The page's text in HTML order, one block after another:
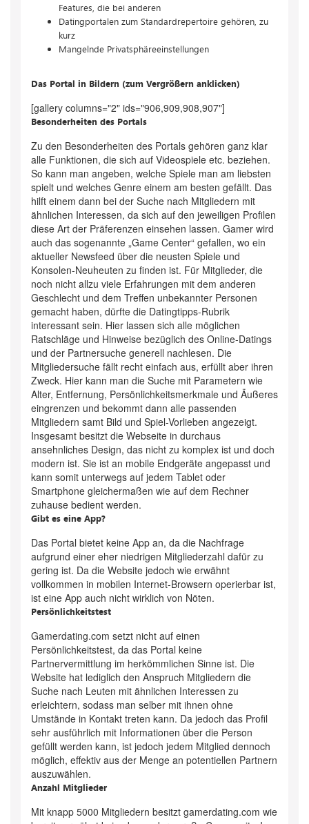
Features, die bei anderen
Datingportalen zum Standardrepertoire gehören, zu
kurz
Mangelnde Privatsphäreeinstellungen
Das Portal in Bildern (zum Vergrößern anklicken)
[gallery columns="2" ids="906,909,908,907"]
Besonderheiten des Portals
Zu den Besonderheiten des Portals gehören ganz klar
alle Funktionen, die sich auf Videospiele etc. beziehen.
So kann man angeben, welche Spiele man am liebsten
spielt und welches Genre einem am besten gefällt. Das
hilft einem dann bei der Suche nach Mitgliedern mit
ähnlichen Interessen, da sich auf den jeweiligen Profilen
diese Art der Präferenzen einsehen lassen. Gamer wird
auch das sogenannte „Game Center“ gefallen, wo ein
aktueller Newsfeed über die neusten Spiele und
Konsolen-Neuheuten zu finden ist. Für Mitglieder, die
noch nicht allzu viele Erfahrungen mit dem anderen
Geschlecht und dem Treffen unbekannter Personen
gemacht haben, dürfte die Datingtipps-Rubrik
interessant sein. Hier lassen sich alle möglichen
Ratschläge und Hinweise bezüglich des Online-Datings
und der Partnersuche generell nachlesen. Die
Mitgliedersuche fällt recht einfach aus, erfüllt aber ihren
Zweck. Hier kann man die Suche mit Parametern wie
Alter, Entfernung, Persönlichkeitsmerkmale und Äußeres
eingrenzen und bekommt dann alle passenden
Mitgliedern samt Bild und Spiel-Vorlieben angezeigt.
Insgesamt besitzt die Webseite in durchaus
ansehnliches Design, das nicht zu komplex ist und doch
modern ist. Sie ist an mobile Endgeräte angepasst und
kann somit unterwegs auf jedem Tablet oder
Smartphone gleichermaßen wie auf dem Rechner
zuhause bedient werden.
Gibt es eine App?
Das Portal bietet keine App an, da die Nachfrage
aufgrund einer eher niedrigen Mitgliederzahl dafür zu
gering ist. Da die Website jedoch wie erwähnt
vollkommen in mobilen Internet-Browsern operierbar ist,
ist eine App auch nicht wirklich von Nöten.
Persönlichkeitstest
Gamerdating.com setzt nicht auf einen
Persönlichkeitstest, da das Portal keine
Partnervermittlung im herkömmlichen Sinne ist. Die
Website hat lediglich den Anspruch Mitgliedern die
Suche nach Leuten mit ähnlichen Interessen zu
erleichtern, sodass man selber mit ihnen ohne
Umstände in Kontakt treten kann. Da jedoch das Profil
sehr ausführlich mit Informationen über die Person
gefüllt werden kann, ist jedoch jedem Mitglied dennoch
möglich, effektiv aus der Menge an potentiellen Partnern
auszuwählen.
Anzahl Mitglieder
Mit knapp 5000 Mitgliedern besitzt gamerdating.com wie